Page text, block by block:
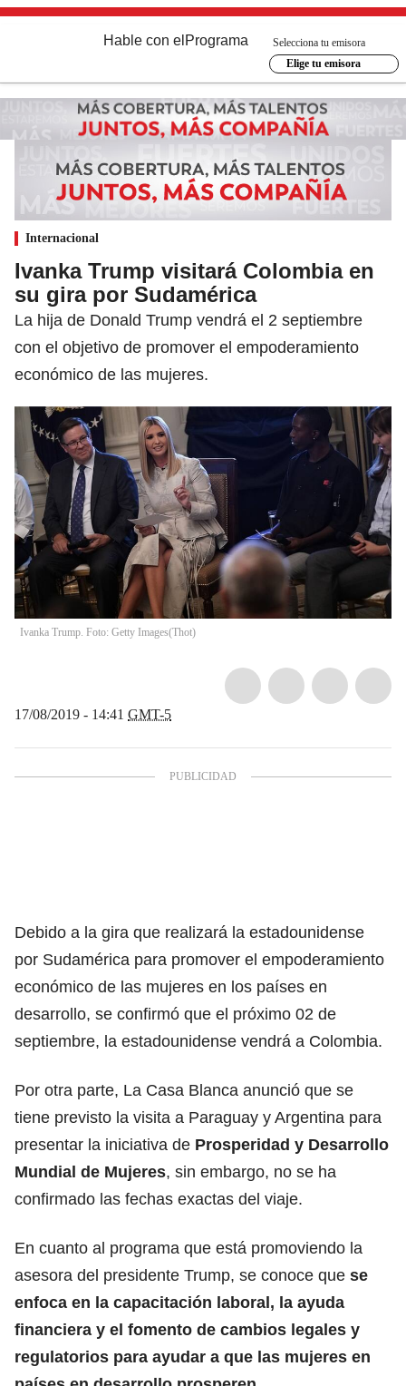
Hable con el Programa
Selecciona tu emisora
Elige tu emisora
Internacional
Ivanka Trump visitará Colombia en
su gira por Sudamérica
La hija de Donald Trump vendrá el 2 septiembre
con el objetivo de promover el empoderamiento
económico de las mujeres.
Ivanka Trump. Foto: Getty Images(Thot)
17/08/2019 - 14:41 GMT-5
Debido a la gira que realizará la estadounidense
por Sudamérica para promover el empoderamiento
económico de las mujeres en los países en
desarrollo, se confirmó que el próximo 02 de
septiembre, la estadounidense vendrá a Colombia.
Por otra parte, La Casa Blanca anunció que se
tiene previsto la visita a Paraguay y Argentina para
presentar la iniciativa de Prosperidad y Desarrollo
Mundial de Mujeres, sin embargo, no se ha
confirmado las fechas exactas del viaje.
En cuanto al programa que está promoviendo la
asesora del presidente Trump, se conoce que se
enfoca en la capacitación laboral, la ayuda
financiera y el fomento de cambios legales y
regulatorios para ayudar a que las mujeres en